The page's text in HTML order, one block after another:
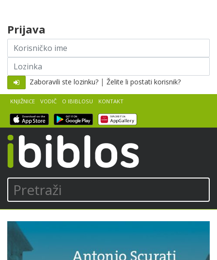
Pretraži
KNJIŽNICE VODIČ O IBIBLOSU KONTAKT
Prijava
Korisničko
ime
Lozinka
Zaboravili ste lozinku? | Želite li postati korisnik?
Antonio
Scurati
Pretpregled